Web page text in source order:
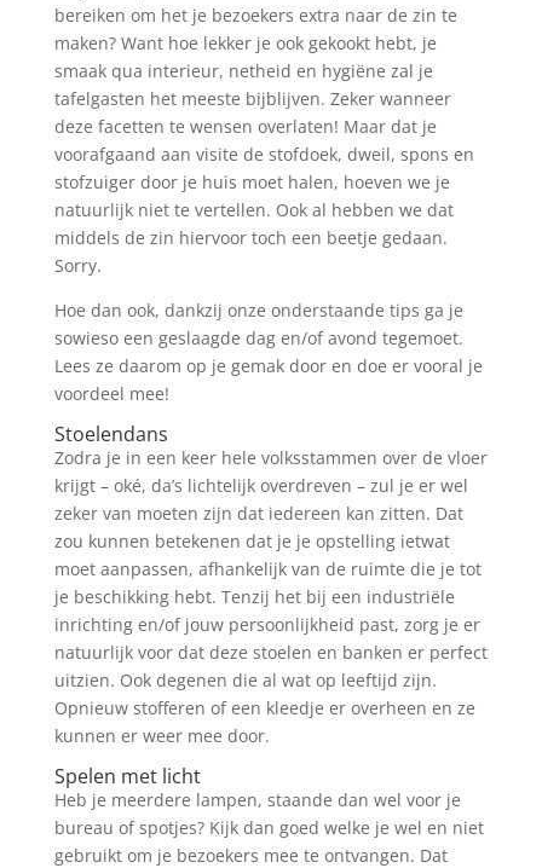
bereiken om het je bezoekers extra naar de zin te
maken? Want hoe lekker je ook gekookt hebt, je
smaak qua interieur, netheid en hygiëne zal je
tafelgasten het meeste bijblijven. Zeker wanneer
deze facetten te wensen overlaten! Maar dat je
voorafgaand aan visite de stofdoek, dweil, spons en
stofzuiger door je huis moet halen, hoeven we je
natuurlijk niet te vertellen. Ook al hebben we dat
middels de zin hiervoor toch een beetje gedaan.
Sorry.
Hoe dan ook, dankzij onze onderstaande tips ga je
sowieso een geslaagde dag en/of avond tegemoet.
Lees ze daarom op je gemak door en doe er vooral je
voordeel mee!
Stoelendans
Zodra je in een keer hele volksstammen over de vloer
krijgt – oké, da’s lichtelijk overdreven – zul je er wel
zeker van moeten zijn dat iedereen kan zitten. Dat
zou kunnen betekenen dat je je opstelling ietwat
moet aanpassen, afhankelijk van de ruimte die je tot
je beschikking hebt. Tenzij het bij een industriële
inrichting en/of jouw persoonlijkheid past, zorg je er
natuurlijk voor dat deze stoelen en banken er perfect
uitzien. Ook degenen die al wat op leeftijd zijn.
Opnieuw stofferen of een kleedje er overheen en ze
kunnen er weer mee door.
Spelen met licht
Heb je meerdere lampen, staande dan wel voor je
bureau of spotjes? Kijk dan goed welke je wel en niet
gebruikt om je bezoekers mee te ontvangen. Dat